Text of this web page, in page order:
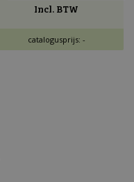
Incl. BTW
catalogusprijs: -